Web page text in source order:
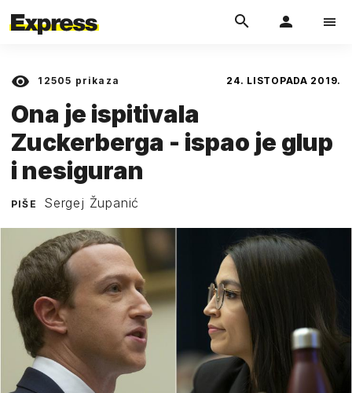
12505 prikaza 24. LISTOPADA 2019.
Ona je ispitivala
Zuckerberga - ispao je glup
i nesiguran
PIŠE Sergej Županić